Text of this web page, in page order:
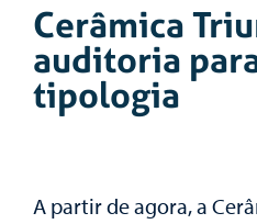
Cerâmica
auditoria
tipologia
A partir de agora, a